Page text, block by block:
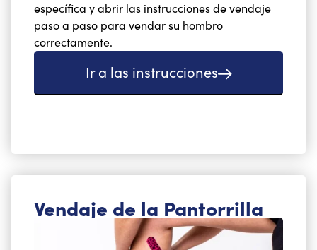
específica y abrir las instrucciones de vendaje
paso a paso para vendar su hombro
correctamente.
Ir a las instrucciones
Vendaje de la Pantorrilla